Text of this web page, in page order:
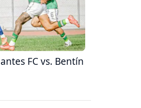
FC vs. Bentín